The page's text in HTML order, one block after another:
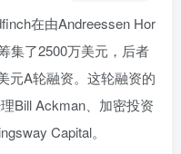
在由Andreessen Hor
集了2500万美元，后者
元A轮融资。这轮融资的
Bill Ackman、加密投资
Capital。